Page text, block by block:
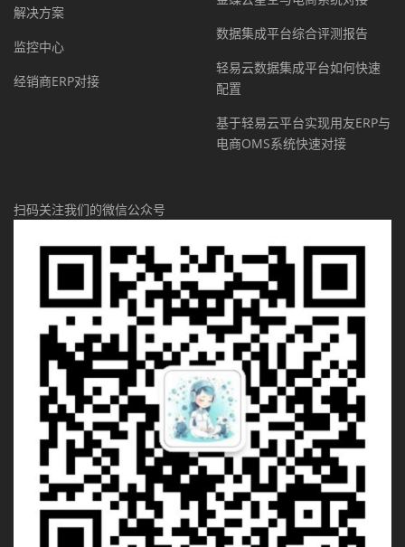
解决方案
监控中心
经销商ERP对接
数据集成平台综合评测报告
轻易云数据集成平台如何快速
配置
基于轻易云平台实现用友ERP与
电商OMS系统快速对接
扫码关注我们的微信公众号